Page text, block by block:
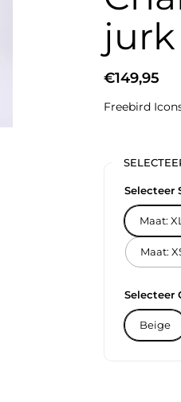
jurk
€149,95
Freebird
Selecteer
Maat: XL
Maat:
Selecteer
Beige